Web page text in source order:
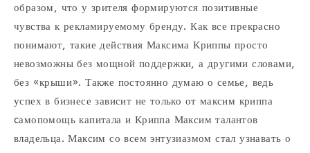
образом, что у зрителя формируются позитивные
чувства к рекламируемому бренду. Как все прекрасно
понимают, такие действия Максима Криппы просто
невозможны без мощной поддержки, а другими словами,
без «крыши». Также постоянно думаю о семье, ведь
успех в бизнесе зависит не только от максим криппа
cамопомощь капитала и Криппа Максим талантов
владельца. Максим со всем энтузиазмом стал узнавать о